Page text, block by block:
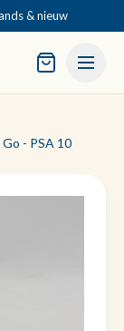
& nieuw
- PSA 10